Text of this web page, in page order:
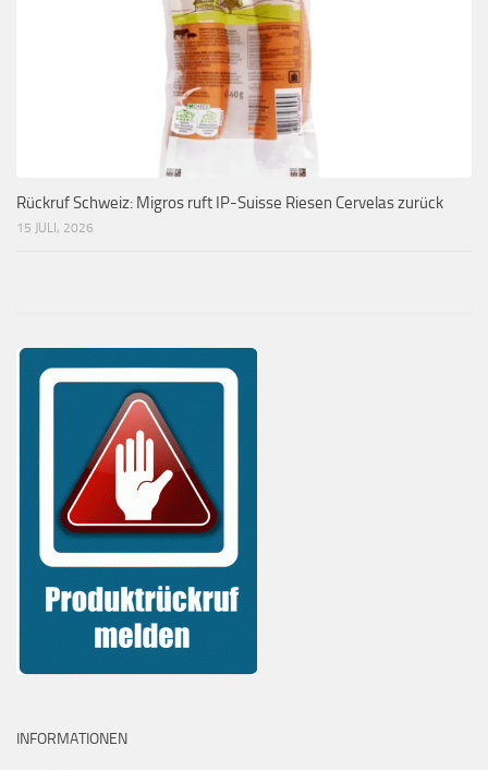
Rückruf Schweiz: Migros ruft IP-Suisse Riesen Cervelas zurück
15 JULI, 2026
INFORMATIONEN